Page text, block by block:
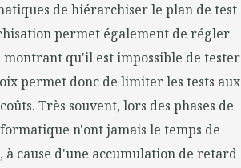
de hiérarchiser le plan de test
permet également de régler
qu'il est impossible de tester
permet donc de limiter les tests aux
Très souvent, lors des phases de
n'ont jamais le temps de
à cause d'une accumulation de retard